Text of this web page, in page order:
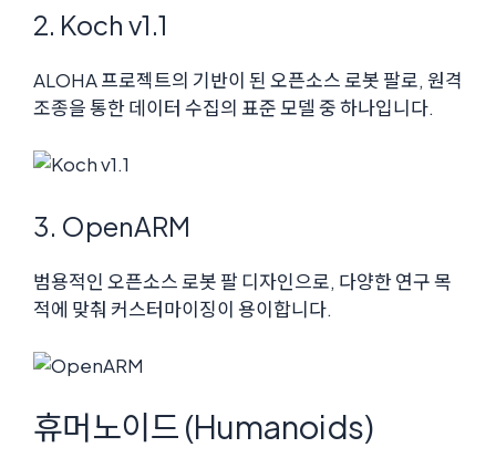
2. Koch v1.1
ALOHA 프로젝트의 기반이 된 오픈소스 로봇 팔로, 원격
조종을 통한 데이터 수집의 표준 모델 중 하나입니다.
3. OpenARM
범용적인 오픈소스 로봇 팔 디자인으로, 다양한 연구 목
적에 맞춰 커스터마이징이 용이합니다.
휴머노이드 (Humanoids)